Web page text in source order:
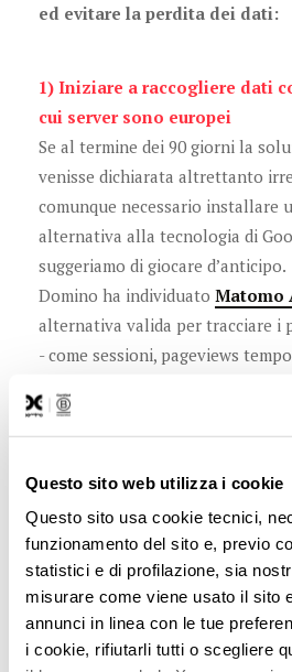
Questo sito web utilizza i cookie
Questo sito usa cookie tecnici,
funzionamento del sito e, previo
statistici e di profilazione, sia
misurare come viene usato il sito
annunci in linea con le tue
i cookie, rifiutarli tutti o scegliere
ed evitare la perdita dei dati:
1) Iniziare a raccogliere dati
cui server sono europei
Se al termine dei 90 giorni la
venisse dichiarata altrettanto
comunque necessario installare
alternativa alla tecnologia di
suggeriamo di giocare d’anticipo.
Domino ha individuato Matomo
alternativa valida per tracciare i
- come sessioni, pageviews
Universal Analytics che permette
campagne ed effettuare la
della penultima versione di GA.
installare i codici Matomo su
quelli dell’agenzia di fiducia.
Pro: sicurezza di conformità
europa o proprietari,
esclusivamente di analytics